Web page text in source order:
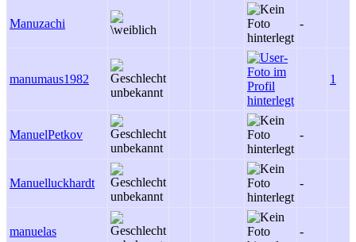
Manuzachi -
manumaus1982 1
ManuelPetkov -
Manuelluckhardt -
manuelas -